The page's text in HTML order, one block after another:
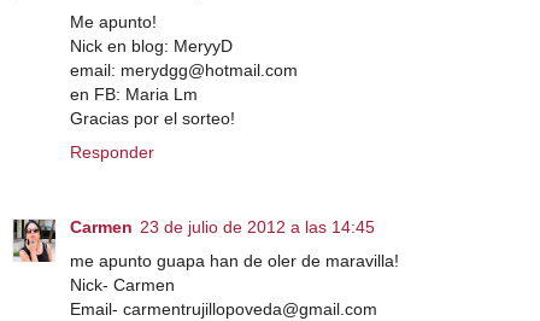
Me apunto!
Nick en blog: MeryyD
email: merydgg@hotmail.com
en FB: Maria Lm
Gracias por el sorteo!
Responder
Carmen 23 de julio de 2012 a las 14:45
me apunto guapa han de oler de maravilla!
Nick- Carmen
Email- carmentrujillopoveda@gmail.com